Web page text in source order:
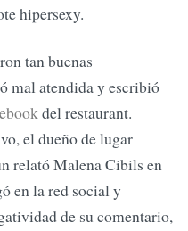
hipersexy.
tan buenas
mal atendida y escribió
del restaurant.
el dueño de lugar
relató Malena Cibils en
en la red social y
de su comentario,